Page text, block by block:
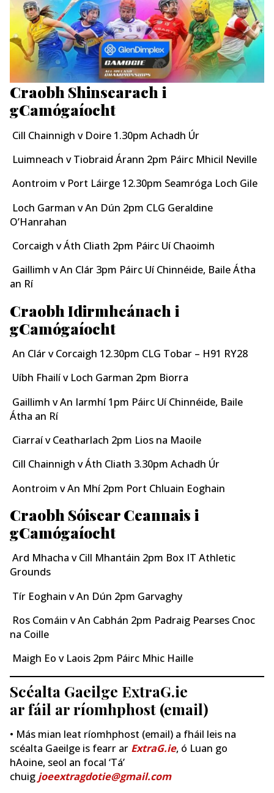
Craobh Shinsearach i
gCamógaíocht
Cill Chainnigh v Doire 1.30pm Achadh Úr
Luimneach v Tiobraid Árann 2pm Páirc Mhicil Neville
Aontroim v Port Láirge 12.30pm Seamróga Loch Gile
Loch Garman v An Dún 2pm CLG Geraldine
O’Hanrahan
Corcaigh v Áth Cliath 2pm Páirc Uí Chaoimh
Gaillimh v An Clár 3pm Páirc Uí Chinnéide, Baile Átha
an Rí
Craobh Idirmheánach i
gCamógaíocht
An Clár v Corcaigh 12.30pm CLG Tobar – H91 RY28
Uíbh Fhailí v Loch Garman 2pm Biorra
Gaillimh v An Iarmhí 1pm Páirc Uí Chinnéide, Baile
Átha an Rí
Ciarraí v Ceatharlach 2pm Lios na Maoile
Cill Chainnigh v Áth Cliath 3.30pm Achadh Úr
Aontroim v An Mhí 2pm Port Chluain Eoghain
Craobh Sóisear Ceannais i
gCamógaíocht
Ard Mhacha v Cill Mhantáin 2pm Box IT Athletic
Grounds
Tír Eoghain v An Dún 2pm Garvaghy
Ros Comáin v An Cabhán 2pm Padraig Pearses Cnoc
na Coille
Maigh Eo v Laois 2pm Páirc Mhic Haille
Scéalta Gaeilge ExtraG.ie
ar fáil ar ríomhphost (email)
• Más mian leat ríomhphost (email) a fháil leis na
scéalta Gaeilge is fearr ar ExtraG.ie, ó Luan go
hAoine, seol an focal ‘Tá’
chuig joeextragdotie@gmail.com